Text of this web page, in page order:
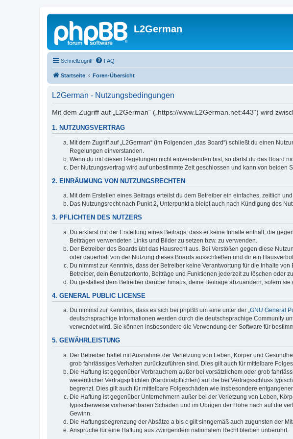
L2German
Schnellzugriff FAQ
Startseite Foren-Übersicht
L2German - Nutzungsbedingungen
Mit dem Zugriff auf „L2German“ („https://www.L2German.net:443“) wird
1. NUTZUNGSVERTRAG
Mit dem Zugriff auf „L2German“ (im Folgenden „das Board“) schließt du einen
Regelungen einverstanden.
Wenn du mit diesen Regelungen nicht einverstanden bist, so darfst du das Board
Der Nutzungsvertrag wird auf unbestimmte Zeit geschlossen und kann von
2. EINRÄUMUNG VON NUTZUNGSRECHTEN
Mit dem Erstellen eines Beitrags erteilst du dem Betreiber ein einfaches, zeitlich
Das Nutzungsrecht nach Punkt 2, Unterpunkt a bleibt auch nach Kündigung des
3. PFLICHTEN DES NUTZERS
Du erklärst mit der Erstellung eines Beitrags, dass er keine Inhalte enthält, die
Beiträgen verwendeten Links und Bilder zu setzen bzw. zu verwenden.
Der Betreiber des Boards übt das Hausrecht aus. Bei Verstößen gegen diese
oder dauerhaft von der Nutzung dieses Boards ausschließen und dir ein
Du nimmst zur Kenntnis, dass der Betreiber keine Verantwortung für die Inhalte
Betreiber, dein Benutzerkonto, Beiträge und Funktionen jederzeit zu löschen oder
Du gestattest dem Betreiber darüber hinaus, deine Beiträge abzuändern, sofern
4. GENERAL PUBLIC LICENSE
Du nimmst zur Kenntnis, dass es sich bei phpBB um eine unter der „GNU General
deutschsprachige Informationen werden durch die deutschsprachige Community
verwendet wird. Sie können insbesondere die Verwendung der Software für
5. GEWÄHRLEISTUNG
Der Betreiber haftet mit Ausnahme der Verletzung von Leben, Körper und
grob fahrlässiges Verhalten zurückzuführen sind. Dies gilt auch für mittelbare
Die Haftung ist gegenüber Verbrauchern außer bei vorsätzlichem oder grob
wesentlicher Vertragspflichten (Kardinalpflichten) auf die bei Vertragsschluss
begrenzt. Dies gilt auch für mittelbare Folgeschäden wie insbesondere
Die Haftung ist gegenüber Unternehmern außer bei der Verletzung von Leben,
typischerweise vorhersehbaren Schäden und im Übrigen der Höhe nach auf die
Gewinn.
Die Haftungsbegrenzung der Absätze a bis c gilt sinngemäß auch zugunsten der
Ansprüche für eine Haftung aus zwingendem nationalem Recht bleiben unberührt.